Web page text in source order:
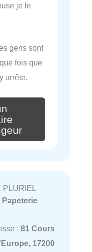
je le
gens sont
fois que
arrête.
PLURIEL
Papeterie
: 81 Cours
17200